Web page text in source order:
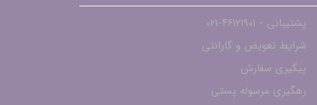
پشتیبانی - ۴۶۱۲۱۹۰۱-021
شرایط تعویض و گارانتی
پیگیری سفارش
رهگیری مرسوله پستی